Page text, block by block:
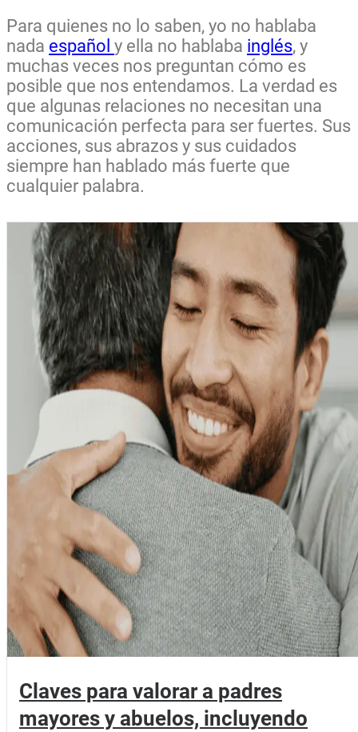
Para quienes no lo saben, yo no hablaba
nada español y ella no hablaba inglés, y
muchas veces nos preguntan cómo es
posible que nos entendamos. La verdad es
que algunas relaciones no necesitan una
comunicación perfecta para ser fuertes. Sus
acciones, sus abrazos y sus cuidados
siempre han hablado más fuerte que
cualquier palabra.
Claves para valorar a padres
mayores y abuelos, incluyendo